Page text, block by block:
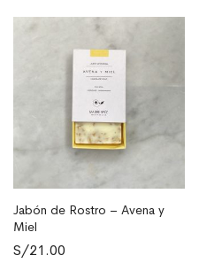
AÑADIR AL CARRITO
Jabón de Rostro – Avena y
Miel
S/21.00